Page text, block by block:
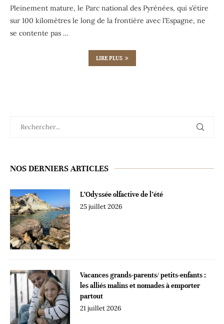
Pleinement mature, le Parc national des Pyrénées, qui s’étire
sur 100 kilomètres le long de la frontière avec l’Espagne, ne
se contente pas …
LIRE PLUS
NOS DERNIERS ARTICLES
L’Odyssée olfactive de l’été
25 juillet 2026
Vacances grands-parents/ petits-enfants :
les alliés malins et nomades à emporter
partout
21 juillet 2026